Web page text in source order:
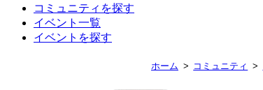
コミュニティを探す
イベント一覧
イベントを探す
ホーム コミュニティ